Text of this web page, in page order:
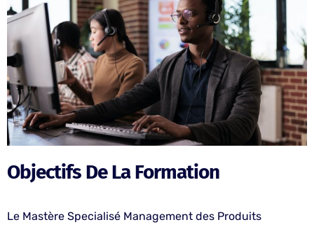
Objectifs De La Formation
Le Mastère Specialisé Management des Produits